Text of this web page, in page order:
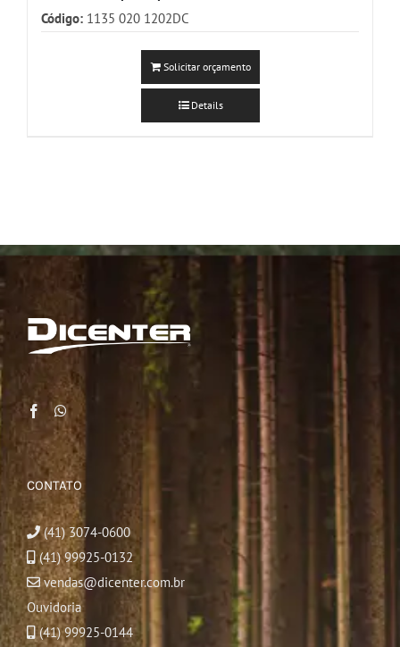
Código: 1135 020 1202DC
Solicitar orçamento
Details
CONTATO
(41) 3074-0600
(41) 99925-0132
vendas@dicenter.com.br
Ouvidoria
(41) 99925-0144